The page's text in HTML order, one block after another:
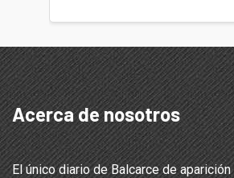
Acerca de nosotros
El único diario de Balcarce de